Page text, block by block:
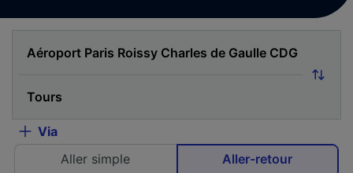
Via
Aller simple
Aller-retour